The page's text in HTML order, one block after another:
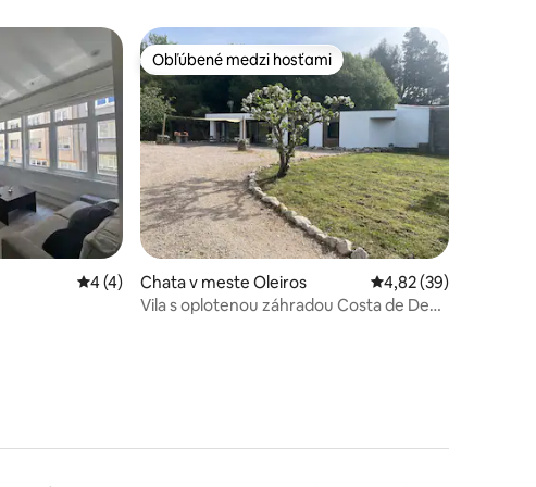
hodnotení: 46
Priemerné ohodnotenie 4 z 5, počet hodnotení: 4
4 (4)
Obľúbené medzi hosťami
Obľúbené medzi hosťami
Chata v meste Oleiros Priemerné
4,82 (39)
Vila s oplotenou záhradou Costa de Dexo